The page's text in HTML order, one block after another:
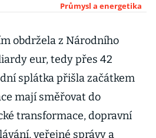
ohrožení,
Síkela. USA
přesto lákají
nejen
Volkswagen
Průmysl a energetika
obdržela z Národního
eur, tedy přes 42
splátka přišla začátkem
mají směřovat do
transformace, dopravní
veřejné správy a